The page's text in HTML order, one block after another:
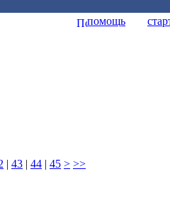
помощь
| 43 | 44 | 45 > >>